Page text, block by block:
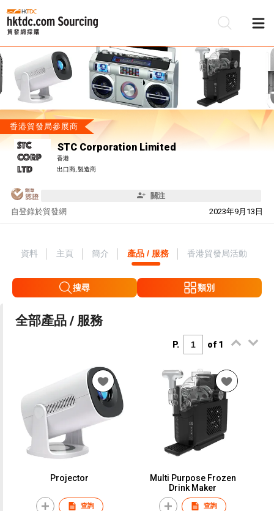
香港貿發局參展商
STC Corporation Limited
香港
出口商, 製造商
關注
自 2023年9月13日
登錄於貿發網
資料 主頁 簡介 產品 / 服務 香港貿發局活動
搜尋 類別
全部產品 / 服務
P. of 1
Projector
查詢
Multi Purpose Frozen
Drink Maker
查詢